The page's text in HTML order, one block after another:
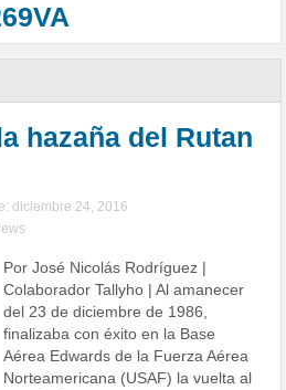
hazaña del Rutan
diciembre 24, 2016
Por José Nicolás Rodríguez |
Colaborador Tallyho | Al amanecer
del 23 de diciembre de 1986,
finalizaba con éxito en la Base
Aérea Edwards de la Fuerza Aérea
Norteamericana (USAF) la vuelta al